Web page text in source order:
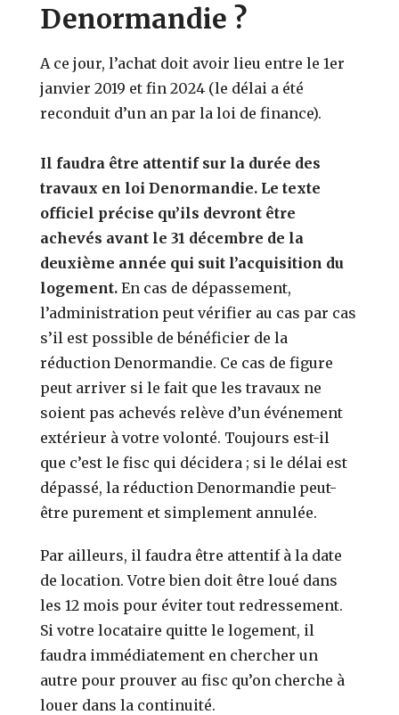
Denormandie ?
A ce jour, l’achat doit avoir lieu entre le 1er
janvier 2019 et fin 2024 (le délai a été
reconduit d’un an par la loi de finance).
Il faudra être attentif sur la durée des
travaux en loi Denormandie. Le texte
officiel précise qu’ils devront être
achevés avant le 31 décembre de la
deuxième année qui suit l’acquisition du
logement.En cas de dépassement,
l’administration peut vérifier au cas par cas
s’il est possible de bénéficier de la
réduction Denormandie. Ce cas de figure
peut arriver si le fait que les travaux ne
soient pas achevés relève d’un événement
extérieur à votre volonté. Toujours est-il
que c’est le fisc qui décidera ; si le délai est
dépassé, la réduction Denormandie peut-
être purement et simplement annulée.
Par ailleurs, il faudra être attentif à la date
de location. Votre bien doit être loué dans
les 12 mois pour éviter tout redressement.
Si votre locataire quitte le logement, il
faudra immédiatement en chercher un
autre pour prouver au fisc qu’on cherche à
louer dans la continuité.